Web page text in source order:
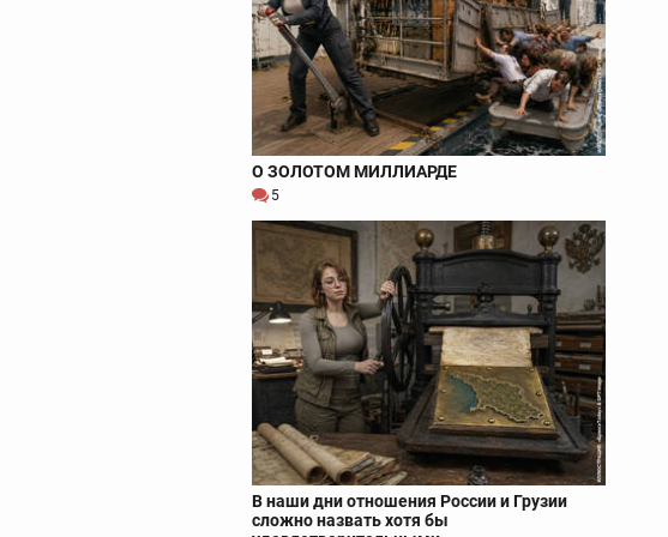
О ЗОЛОТОМ МИЛЛИАРДЕ
5
В наши дни отношения России и Грузии
сложно назвать хотя бы